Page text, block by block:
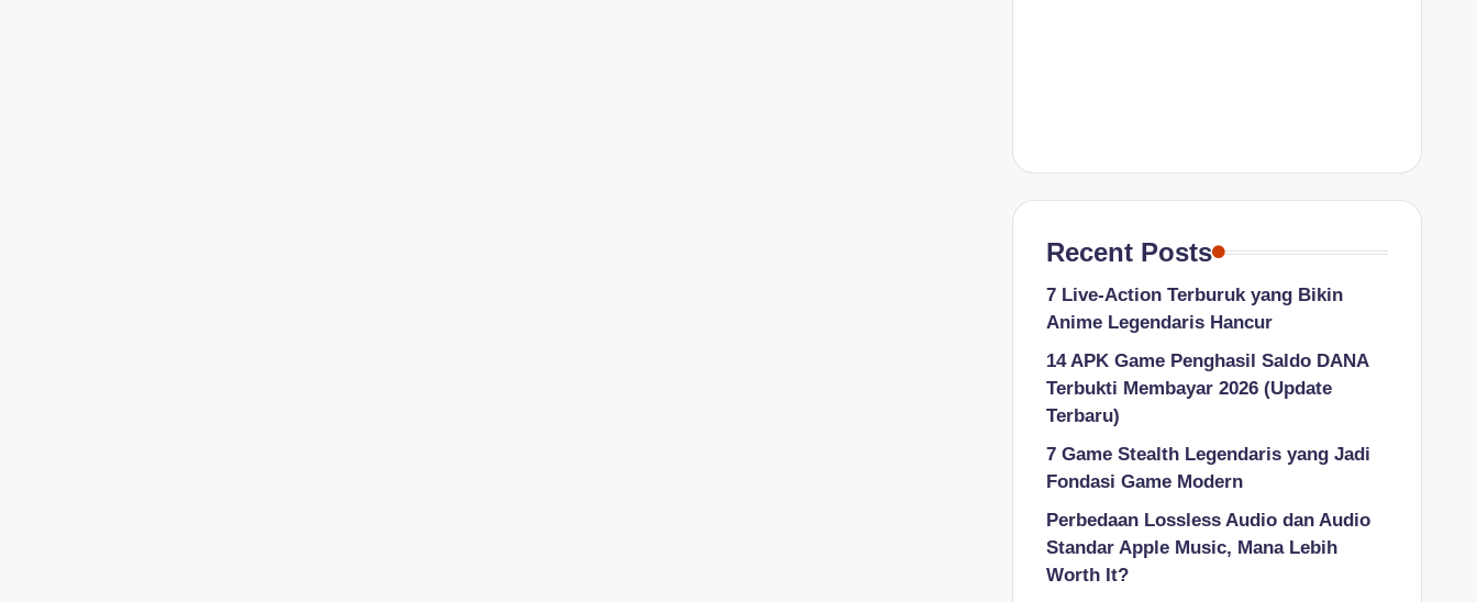
Recent Posts
7 Live-Action Terburuk yang Bikin
Anime Legendaris Hancur
14 APK Game Penghasil Saldo DANA
Terbukti Membayar 2026 (Update
Terbaru)
7 Game Stealth Legendaris yang Jadi
Fondasi Game Modern
Perbedaan Lossless Audio dan Audio
Standar Apple Music, Mana Lebih
Worth It?